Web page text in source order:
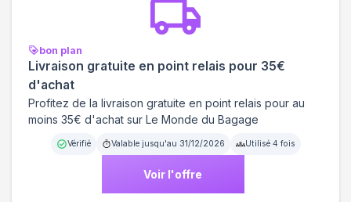
bon plan
Livraison gratuite en point relais pour 35€
d'achat
Profitez de la livraison gratuite en point relais pour au
moins 35€ d'achat sur Le Monde du Bagage
Vérifié Valable jusqu'au 31/12/2026 Utilisé 4 fois
Voir l'offre